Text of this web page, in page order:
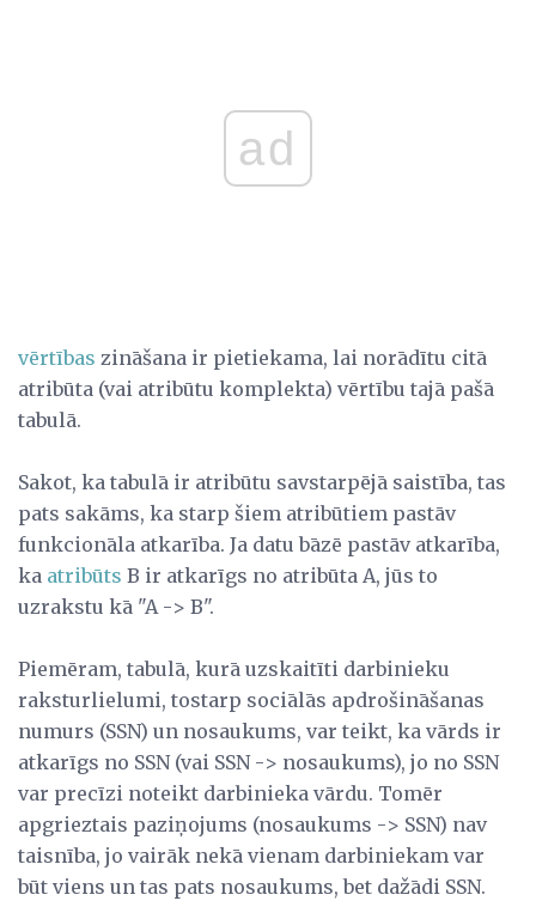
ad
vērtības zināšana ir pietiekama, lai norādītu citā
atribūta (vai atribūtu komplekta) vērtību tajā pašā
tabulā.
Sakot, ka tabulā ir atribūtu savstarpējā saistība, tas
pats sakāms, ka starp šiem atribūtiem pastāv
funkcionāla atkarība. Ja datu bāzē pastāv atkarība,
ka atribūts B ir atkarīgs no atribūta A, jūs to
uzrakstu kā "A -> B".
Piemēram, tabulā, kurā uzskaitīti darbinieku
raksturlielumi, tostarp sociālās apdrošināšanas
numurs (SSN) un nosaukums, var teikt, ka vārds ir
atkarīgs no SSN (vai SSN -> nosaukums), jo no SSN
var precīzi noteikt darbinieka vārdu. Tomēr
apgrieztais paziņojums (nosaukums -> SSN) nav
taisnība, jo vairāk nekā vienam darbiniekam var
būt viens un tas pats nosaukums, bet dažādi SSN.